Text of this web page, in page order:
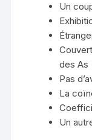
Un
des As
Pas
La
Un